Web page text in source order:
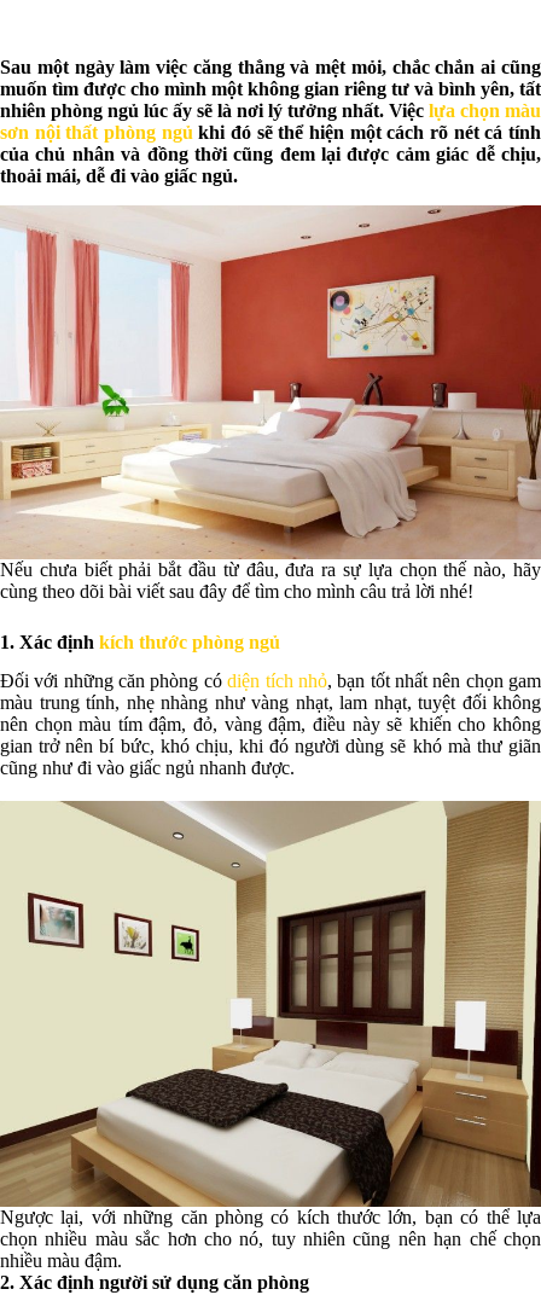
Sau một ngày làm việc căng thẳng và mệt mỏi, chắc chắn ai cũng
muốn tìm được cho mình một không gian riêng tư và bình yên, tất
nhiên phòng ngủ lúc ấy sẽ là nơi lý tưởng nhất. Việc lựa chọn màu
sơn nội thất phòng ngủ khi đó sẽ thể hiện một cách rõ nét cá tính
của chủ nhân và đồng thời cũng đem lại được cảm giác dễ chịu,
thoải mái, dễ đi vào giấc ngủ.
Nếu chưa biết phải bắt đầu từ đâu, đưa ra sự lựa chọn thế nào, hãy
cùng theo dõi bài viết sau đây để tìm cho mình câu trả lời nhé!
1. Xác định kích thước phòng ngủ
Đối với những căn phòng códiện tích nhỏ, bạn tốt nhất nên chọn gam
màu trung tính, nhẹ nhàng như vàng nhạt, lam nhạt, tuyệt đối không
nên chọn màu tím đậm, đỏ, vàng đậm, điều này sẽ khiến cho không
gian trở nên bí bức, khó chịu, khi đó người dùng sẽ khó mà thư giãn
cũng như đi vào giấc ngủ nhanh được.
Ngược lại, với những căn phòng có kích thước lớn, bạn có thể lựa
chọn nhiều màu sắc hơn cho nó, tuy nhiên cũng nên hạn chế chọn
nhiều màu đậm.
2. Xác định người sử dụng căn phòng